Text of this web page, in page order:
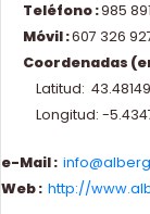
Teléfono :985
Móvil :607 326
Coordenadas
Latitud:
Longitud: -
e-Mail :
Web : http://